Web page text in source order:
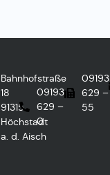
Bahnhofstraße
18
91315
Höchstadt
a. d. Aisch
09193
629 –
0
09193
629 –
55